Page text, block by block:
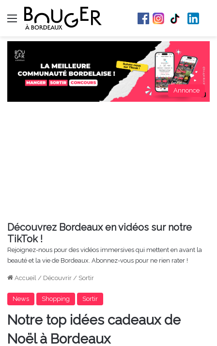
Menu
Annonce
Découvrez Bordeaux en vidéos sur notre
TikTok !
Rejoignez-nous pour des vidéos immersives qui mettent en avant la
beauté et la vie de Bordeaux. Abonnez-vous pour ne rien rater !
Accueil / Découvrir / Sortir
News Shopping Sortir
Notre top idées cadeaux de
Noël à Bordeaux